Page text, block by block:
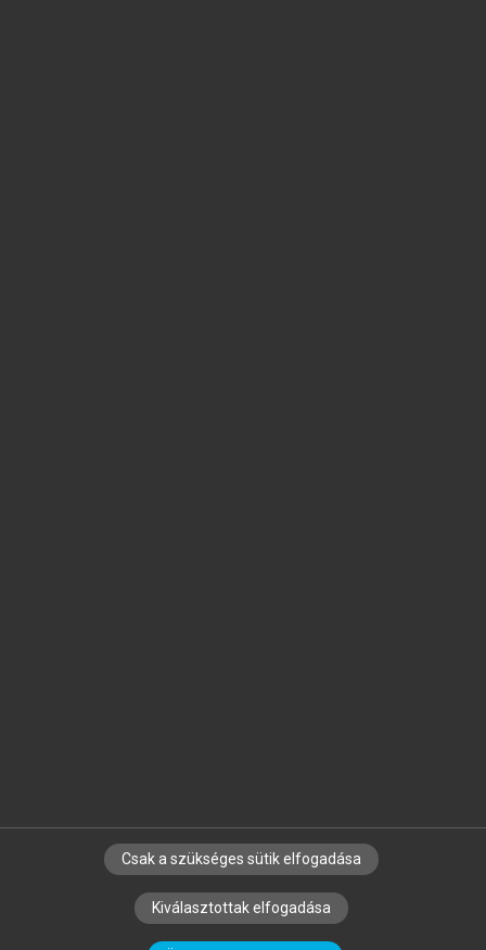
SZERZŐKNEK CÉGEKNEK KÖNYVTÁROSOKNAK
SZERKESZTÉSI ÉS LEKTORÁLÁSI ALAPELVEK
Csak a szükséges sütik elfogadása
Kiválasztottak elfogadása